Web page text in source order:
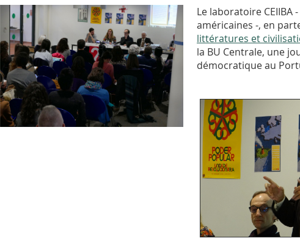
Le laboratoire CEIIBA
américaines -, en
littératures et
la BU Centrale, une
démocratique au